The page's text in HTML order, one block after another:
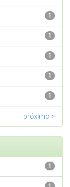
1
1
1
1
1
próximo >
1